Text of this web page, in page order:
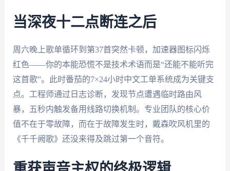
当深夜十二点断连之后
周六晚上歌单循环到第37首突然卡顿，加速器图标闪烁
红色——你的本能恐慌不是技术术语而是“还能不能听完
这首歌”。此时番茄的7×24小时中文工单系统成为关键支
点。工程师通过日志诊断，发现节点遭遇临时路由风
暴，五秒内触发备用线路切换机制。专业团队的核心价
值不在于零故障，而在于故障发生时，戴森吹风机里的
《千千阙歌》还没来得及跳过第一个音符。